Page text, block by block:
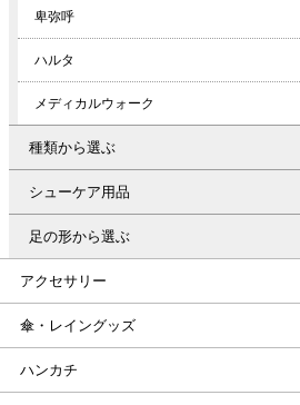
卑弥呼
ハルタ
メディカルウォーク
種類から選ぶ
シューケア用品
足の形から選ぶ
アクセサリー
傘・レイングッズ
ハンカチ